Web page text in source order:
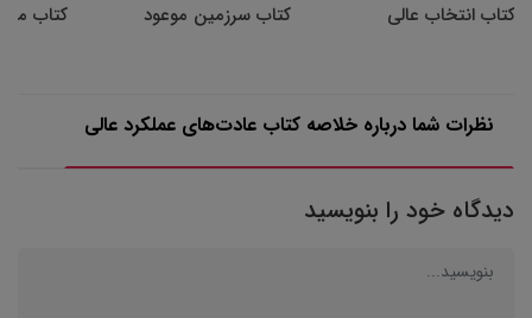
کتاب انتخاب عالی کتاب سرزمین موعود کتاب مرا
نظرات شما درباره خلاصه کتاب عادت‌های عملکرد عالی
دیدگاه خود را بنویسید